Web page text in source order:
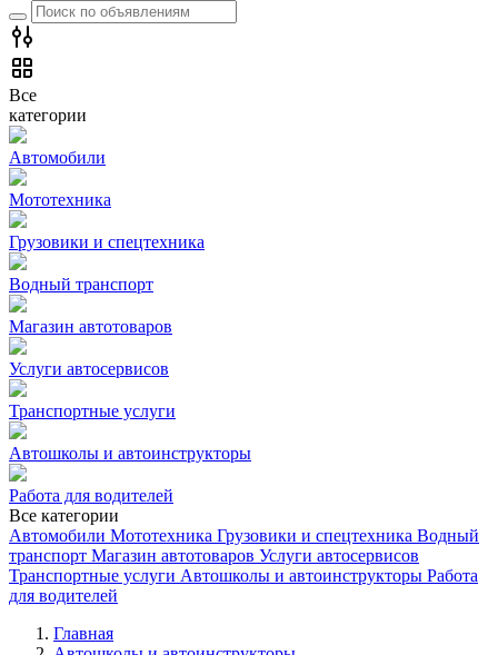
Все
категории
Автомобили
Мототехника
Грузовики и спецтехника
Водный транспорт
Магазин автотоваров
Услуги автосервисов
Транспортные услуги
Автошколы и автоинструкторы
Работа для водителей
Все категории
Автомобили Мототехника Грузовики и спецтехника Водный
транспорт Магазин автотоваров Услуги автосервисов
Транспортные услуги Автошколы и автоинструкторы Работа
для водителей
Главная